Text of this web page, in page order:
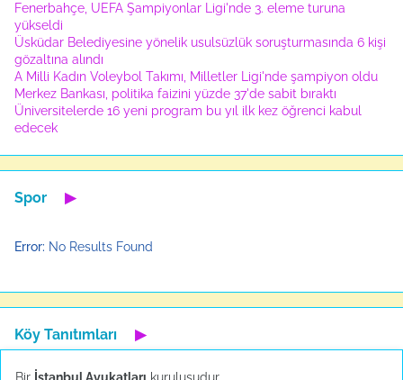
Fenerbahçe, UEFA Şampiyonlar Ligi'nde 3. eleme turuna
yükseldi
Üsküdar Belediyesine yönelik usulsüzlük soruşturmasında 6 kişi
gözaltına alındı
A Milli Kadın Voleybol Takımı, Milletler Ligi'nde şampiyon oldu
Merkez Bankası, politika faizini yüzde 37'de sabit bıraktı
Üniversitelerde 16 yeni program bu yıl ilk kez öğrenci kabul
edecek
Spor ▶
Error: No Results Found
Köy Tanıtımları ▶